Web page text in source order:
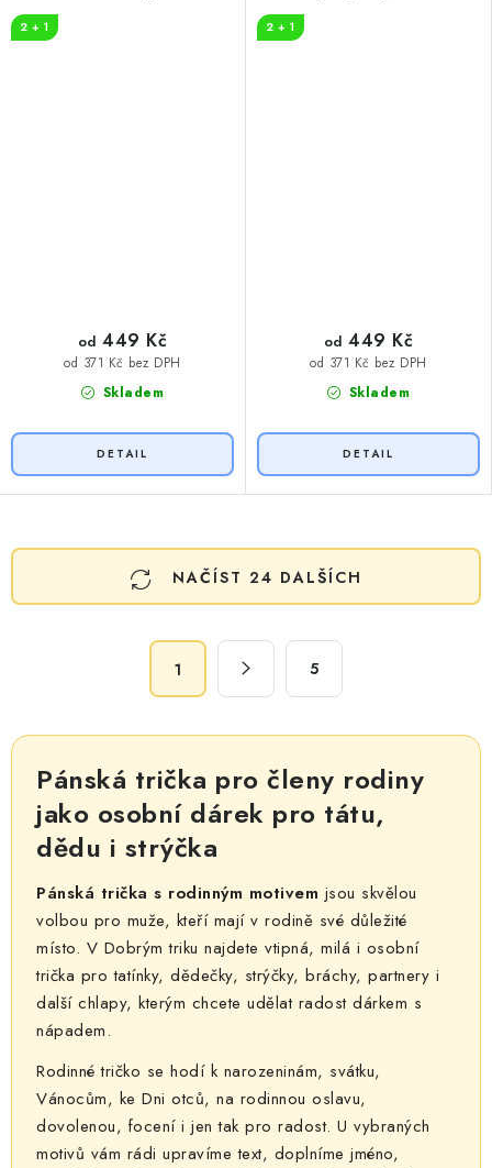
2 + 1
Skladem
od 371 Kč bez DPH
od 449 Kč
2 + 1
Skladem
od 371 Kč bez DPH
od 449 Kč
O
v
c
í
NAČÍST 24 DALŠÍCH
á
n
1 5
Pánská trička pro členy rodiny
jako osobní dárek pro tátu,
dědu i strýčka
Pánská trička s rodinným motivem jsou skvělou
volbou pro muže, kteří mají v rodině své důležité
místo. V Dobrým triku najdete vtipná, milá i osobní
trička pro tatínky, dědečky, strýčky, bráchy, partnery i
další chlapy, kterým chcete udělat radost dárkem s
nápadem.
Rodinné tričko se hodí k narozeninám, svátku,
Vánocům, ke Dni otců, na rodinnou oslavu,
dovolenou, focení i jen tak pro radost. U vybraných
motivů vám rádi upravíme text, doplníme jméno,